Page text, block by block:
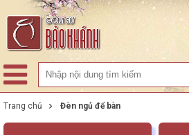
Trang chủ Đèn ngủ để bàn